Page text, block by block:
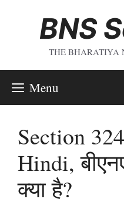
BNS
THE BHARATIYA
Menu
Section
Hindi,
क्या है?